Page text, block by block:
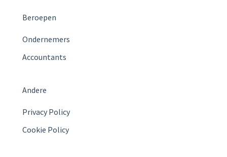
Beroepen
Ondernemers
Accountants
Andere
Privacy Policy
Cookie Policy